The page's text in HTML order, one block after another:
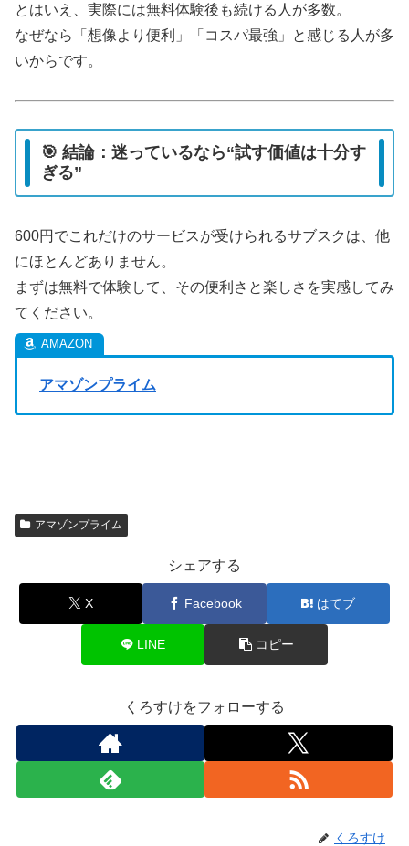
とはいえ、実際には無料体験後も続ける人が多数。
なぜなら「想像より便利」「コスパ最強」と感じる人が多
いからです。
🎯 結論：迷っているなら“試す価値は十分す
ぎる”
600円でこれだけのサービスが受けられるサブスクは、他
にほとんどありません。
まずは無料で体験して、その便利さと楽しさを実感してみ
てください。
アマゾンプライム
アマゾンプライム
シェアする
X Facebook はてブ
LINE コピー
くろすけをフォローする
くろすけ